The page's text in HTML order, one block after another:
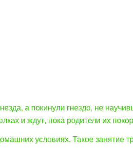
а покинули гнездо, не
и ждут, пока родители их
условиях. Такое занятие